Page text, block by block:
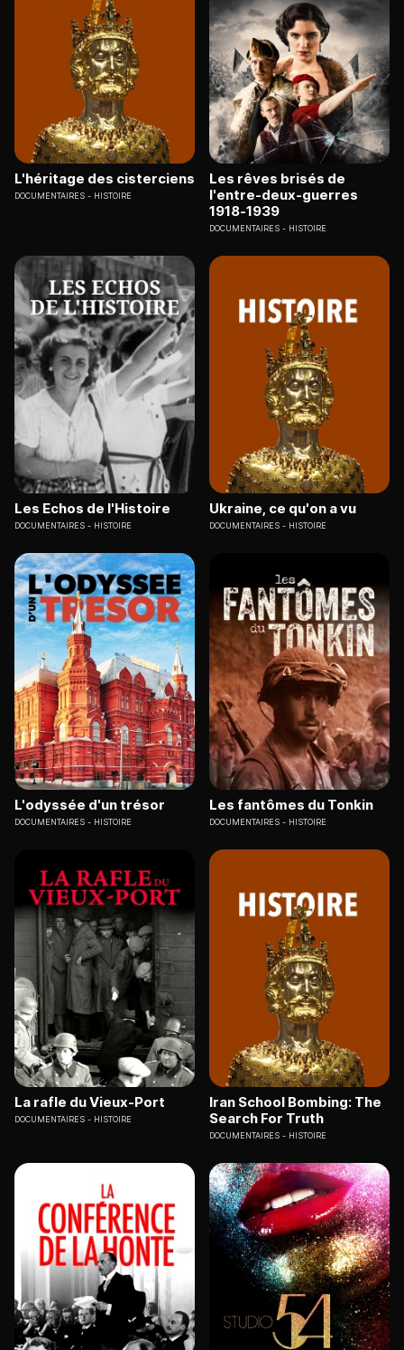
L'héritage des cisterciens
DOCUMENTAIRES HISTOIRE
Les rêves brisés de
l'entre-deux-guerres
1918-1939
DOCUMENTAIRES HISTOIRE
Les Echos de l'Histoire
DOCUMENTAIRES HISTOIRE
Ukraine, ce qu'on a vu
DOCUMENTAIRES HISTOIRE
L'odyssée d'un trésor
DOCUMENTAIRES HISTOIRE
Les fantômes du Tonkin
DOCUMENTAIRES HISTOIRE
La rafle du Vieux-Port
DOCUMENTAIRES HISTOIRE
Iran School Bombing: The
Search For Truth
DOCUMENTAIRES HISTOIRE